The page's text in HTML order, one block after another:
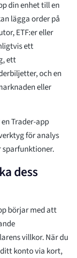
din enhet till en
lägga order på
ETF:er eller
ett
ett
och en
eller
Trader-app
för analys
sparfunktioner.
dess
börjar med att
villkor. När du
konto via kort,